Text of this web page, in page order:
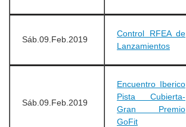
Sáb.09.Feb.2019
Control RFEA de
Lanzamientos
Sáb.09.Feb.2019
Encuentro Iberico
Pista Cubierta-
Gran Premio
GoFit